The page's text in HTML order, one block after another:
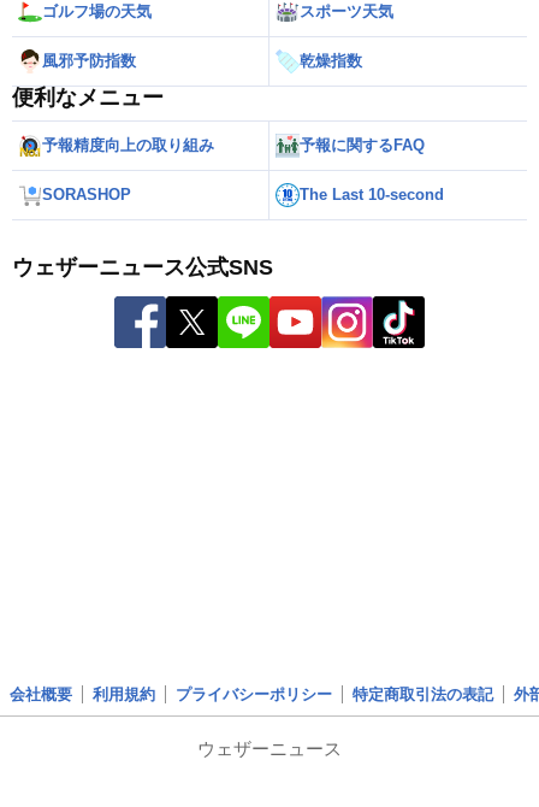
ゴルフ場の天気 スポーツ天気
風邪予防指数 乾燥指数
便利なメニュー
予報精度向上の取り組み 予報に関するFAQ
SORASHOP The Last 10-second
ウェザーニュース公式SNS
会社概要 利用規約 プライバシーポリシー 特定商取引法の表記 外
ウェザーニュース